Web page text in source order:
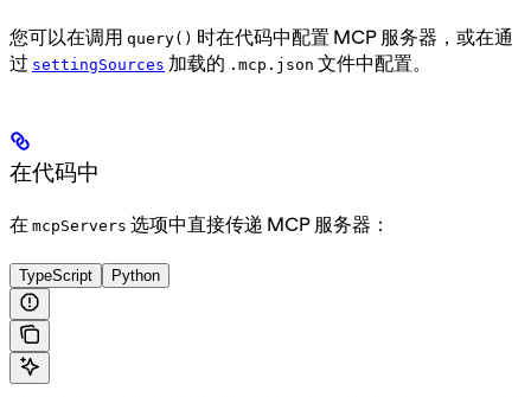
您可以在调用 query() 时在代码中配置 MCP 服务器，或在通
过 settingSources 加载的 .mcp.json 文件中配置。
在代码中
在 mcpServers 选项中直接传递 MCP 服务器：
TypeScript Python